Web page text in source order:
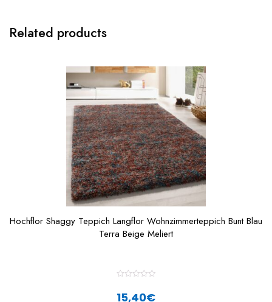
Related products
Hochflor Shaggy Teppich Langflor Wohnzimmerteppich Bunt Blau
Terra Beige Meliert
15,40€